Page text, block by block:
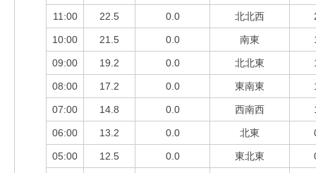
11:00 22.5 0.0 北北西
10:00 21.5 0.0 南東
09:00 19.2 0.0 北北東
08:00 17.2 0.0 東南東
07:00 14.8 0.0 西南西
06:00 13.2 0.0 北東
05:00 12.5 0.0 東北東